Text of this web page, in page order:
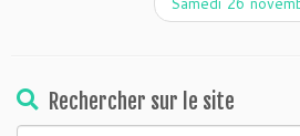
Rechercher sur le site